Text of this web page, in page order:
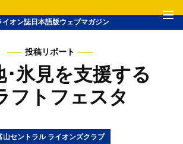
イオン誌日本語版ウェブマガジン
投稿リポート
･氷見を支援する
フトフェスタ
山セントラル ライオンズクラブ